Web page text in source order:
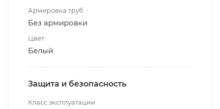
Армировка труб
Без армировки
Цвет
Белый
Защита и безопасность
Класс эксплуатации